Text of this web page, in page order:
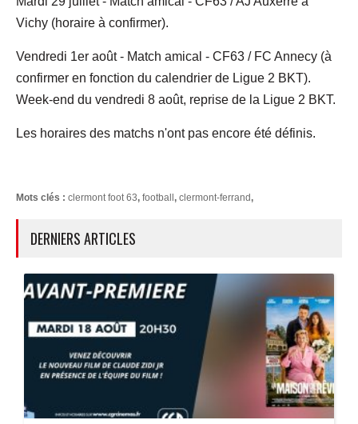
Vichy (horaire à confirmer).
Vendredi 1er août - Match amical - CF63 / FC Annecy (à
confirmer en fonction du calendrier de Ligue 2 BKT).
Week-end du vendredi 8 août, reprise de la Ligue 2 BKT.
Les horaires des matchs n'ont pas encore été définis.
Mots clés : clermont foot 63, football, clermont-ferrand,
DERNIERS ARTICLES